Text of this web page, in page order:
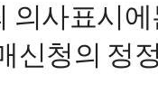
의사표시
신청의 정